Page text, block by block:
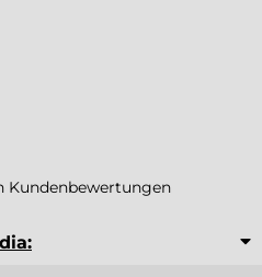
Kundenbewertungen